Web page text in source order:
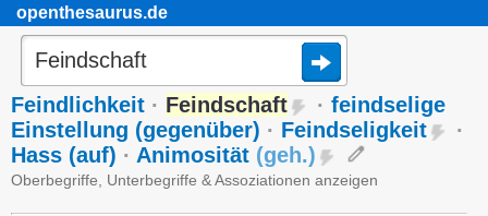
openthesaurus.de
Feindlichkeit · Feindschaft · feindselige
Einstellung (gegenüber) · Feindseligkeit
·
Hass (auf) · Animosität (geh.)
Oberbegriffe, Unterbegriffe & Assoziationen anzeigen